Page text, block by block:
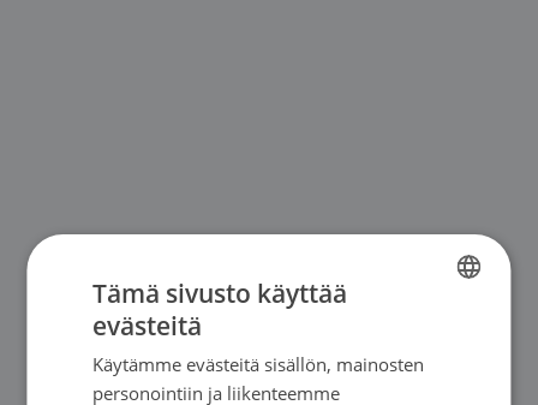
SWEDISH
Tämä sivusto käyttää
evästeitä
Käytämme evästeitä sisällön, mainosten
personointiin ja liikenteemme